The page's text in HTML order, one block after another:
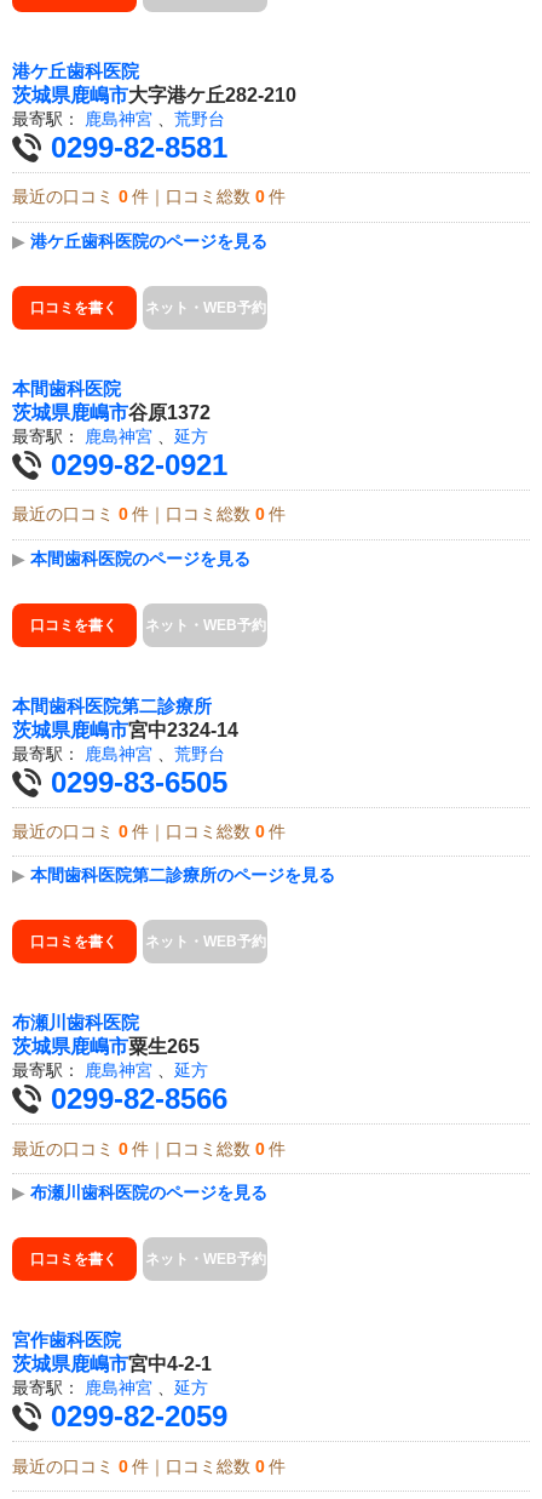
港ケ丘歯科医院
茨城県鹿嶋市大字港ケ丘282-210
最寄駅： 鹿島神宮 荒野台
0299-82-8581
最近の口コミ 0 件｜口コミ総数 0 件
▶ 港ケ丘歯科医院のページを見る
口コミを書く ネット・WEB予約
本間歯科医院
茨城県鹿嶋市谷原1372
最寄駅： 鹿島神宮 延方
0299-82-0921
最近の口コミ 0 件｜口コミ総数 0 件
▶ 本間歯科医院のページを見る
口コミを書く ネット・WEB予約
本間歯科医院第二診療所
茨城県鹿嶋市宮中2324-14
最寄駅： 鹿島神宮 荒野台
0299-83-6505
最近の口コミ 0 件｜口コミ総数 0 件
▶ 本間歯科医院第二診療所のページを見る
口コミを書く ネット・WEB予約
布瀬川歯科医院
茨城県鹿嶋市粟生265
最寄駅： 鹿島神宮 、 延方
0299-82-8566
最近の口コミ 0 件｜口コミ総数 0 件
▶ 布瀬川歯科医院のページを見る
口コミを書く ネット・WEB予約
宮作歯科医院
茨城県鹿嶋市宮中4-2-1
最寄駅： 鹿島神宮 、 延方
0299-82-2059
最近の口コミ 0 件｜口コミ総数 0 件